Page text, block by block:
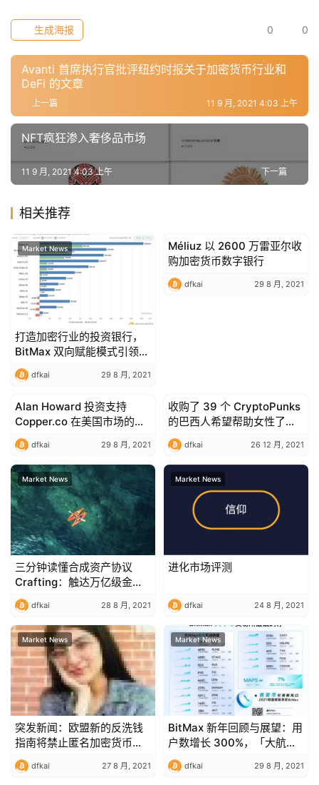
0 0
生成海报
Avanti 首席执行官批评纽约时报关于加密货币行业和
DeFi 的文章
上一篇 11 9 月, 2021 4:03 上午
NFT疯狂渗入奢侈品市场
下一篇
11 9 月, 2021 4:03 上午
相关推荐
Market News
打造加密行业的投资银行，
BitMax 双向赋能模式引领市
场新风向
dfkai 29 8 月, 2021
Market News
Méliuz 以 2600 万雷亚尔收
购加密货币数字银行
dfkai 29 8 月, 2021
Market News
Alan Howard 投资支持
Copper.co 在美国市场的扩
张
dfkai 29 8 月, 2021
Market News
收购了 39 个 CryptoPunks
的巴西人希望帮助女性了解
NFT 市场
dfkai 26 12 月, 2021
Market News
三分钟读懂合成资产协议
Crafting：触达万亿级金融
资产的「任意门」
dfkai 28 8 月, 2021
Market News
进化市场评测
dfkai 24 8 月, 2021
Market News
突发新闻：欧盟新的反洗钱
指南将禁止匿名加密货币钱
包
dfkai 27 8 月, 2021
Market News
BitMax 新年回顾与展望：用
户数增长 300%，「大航海
计划」与上百个头部社区建
立合作
dfkai 29 8 月, 2021